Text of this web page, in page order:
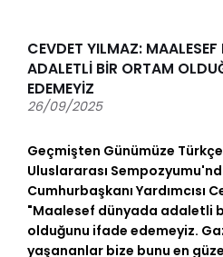
CEVDET YILMAZ:
ADALETLİ BİR ORTAM
EDEMEYİZ
26/09/2025
Geçmişten Günümüze
Uluslararası
Cumhurbaşkanı Yardımcısı
"Maalesef dünyada adaletli
olduğunu ifade edemeyiz.
yaşananlar bize bunu en